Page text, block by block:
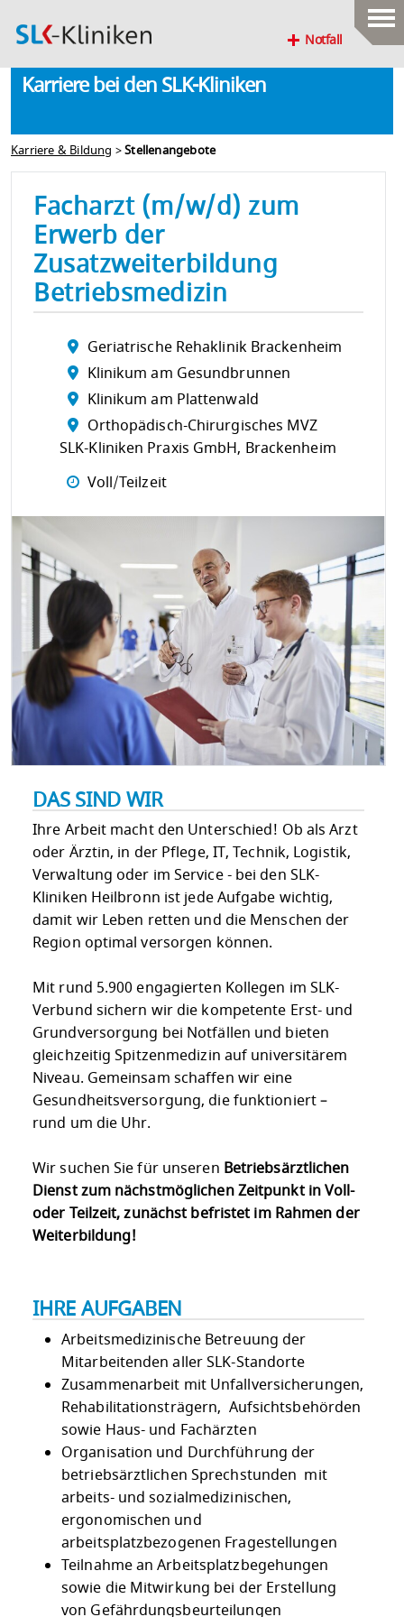
Notfall
Karriere bei den SLK-Kliniken
Karriere & Bildung >Stellenangebote
Facharzt (m/w/d) zum
Erwerb der
Zusatzweiterbildung
Betriebsmedizin
Geriatrische Rehaklinik Brackenheim
Klinikum am Gesundbrunnen
Klinikum am Plattenwald
Orthopädisch-Chirurgisches MVZ
SLK-Kliniken Praxis GmbH, Brackenheim
Voll/Teilzeit
DAS SIND WIR
Ihre Arbeit macht den Unterschied! Ob als Arzt
oder Ärztin, in der Pflege, IT, Technik, Logistik,
Verwaltung oder im Service - bei den SLK-
Kliniken Heilbronn ist jede Aufgabe wichtig,
damit wir Leben retten und die Menschen der
Region optimal versorgen können.
Mit rund 5.900 engagierten Kollegen im SLK-
Verbund sichern wir die kompetente Erst- und
Grundversorgung bei Notfällen und bieten
gleichzeitig Spitzenmedizin auf universitärem
Niveau. Gemeinsam schaffen wir eine
Gesundheitsversorgung, die funktioniert –
rund um die Uhr.
Wir suchen Sie für unseren Betriebsärztlichen
Dienst zum nächstmöglichen Zeitpunkt in Voll-
oder Teilzeit, zunächst befristet im Rahmen der
Weiterbildung!
IHRE AUFGABEN
Arbeitsmedizinische Betreuung der
Mitarbeitenden aller SLK-Standorte
Zusammenarbeit mit Unfallversicherungen,
Rehabilitationsträgern, Aufsichtsbehörden
sowie Haus- und Fachärzten
Organisation und Durchführung der
betriebsärztlichen Sprechstunden mit
arbeits- und sozialmedizinischen,
ergonomischen und
arbeitsplatzbezogenen Fragestellungen
Teilnahme an Arbeitsplatzbegehungen
sowie die Mitwirkung bei der Erstellung
von Gefährdungsbeurteilungen